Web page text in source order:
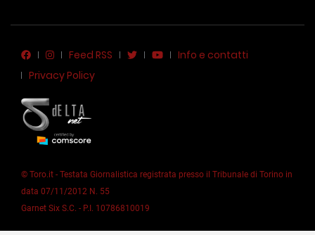
Feed RSS
Info e contatti
Privacy Policy
© Toro.it - Testata Giornalistica registrata presso il Tribunale di Torino in
data 07/11/2012 N. 55
Garnet Six S.C. - P.I. 10786810019